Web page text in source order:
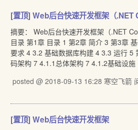
[置顶] Web后台快速开发框架（.NET
摘要： Web后台快速开发框架（.NET
目录 第1章 目录 1 第2章 简介 3 第3章
要求 4 3.2 基础数据库构建 4 3.3 运行 5
码架构 7 4.1.1总体架构 7 4.1.2基础设施
posted @ 2018-09-13 16:28 寒空飞箭
[置顶] Web后台快速开发框架